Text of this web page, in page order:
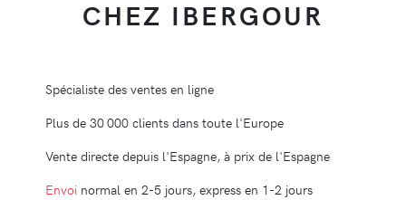
CHEZ IBERGOUR
Spécialiste des ventes en ligne
Plus de 30 000 clients dans toute l'Europe
Vente directe depuis l'Espagne, à prix de l'Espagne
Envoinormal en 2-5 jours, express en 1-2 jours